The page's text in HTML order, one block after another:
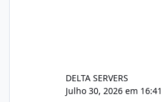
DELTA SERVERS
Julho 30, 2026 em 16:41